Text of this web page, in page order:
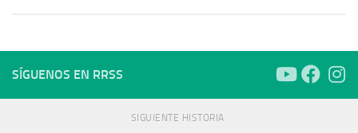
SÍGUENOS EN RRSS
SIGUIENTE HISTORIA